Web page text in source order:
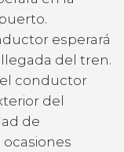
esperará
del tren.
conductor
del
de